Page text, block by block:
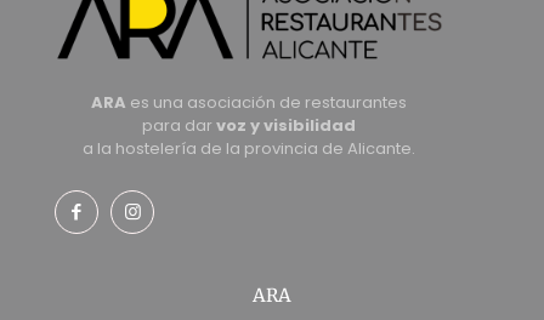
ARA es una asociación de restaurantes
para dar voz y visibilidad
a la hostelería de la provincia de Alicante.
ARA